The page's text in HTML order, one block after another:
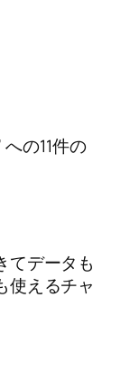
の11件の
てデータも
使えるチャ